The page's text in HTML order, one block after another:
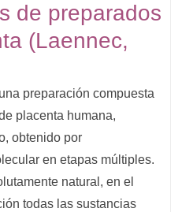
de preparados
(Laennec,
preparación compuesta
placenta humana,
obtenido por
en etapas múltiples.
natural, en el
todas las sustancias